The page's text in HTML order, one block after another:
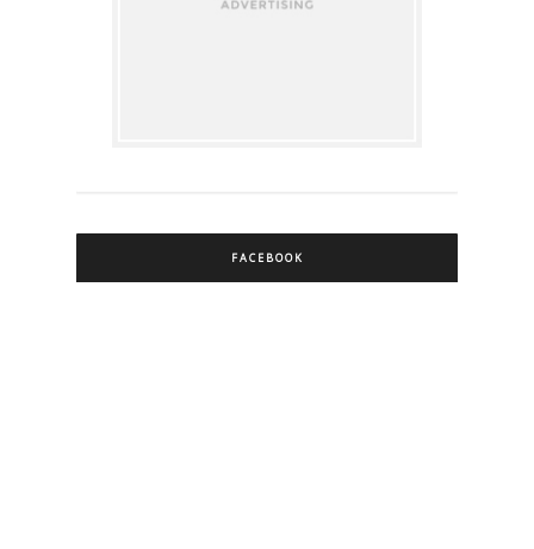
FACEBOOK